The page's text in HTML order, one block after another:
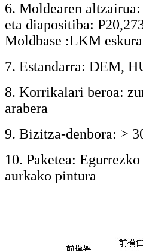
6. Moldearen
eta diapositiba: P20
Moldbase :LKM
7. Estandarra: DEM,
8. Korrikalari beroa:
arabera
9. Bizitza-denbora: >
10. Paketea:
aurkako pintura